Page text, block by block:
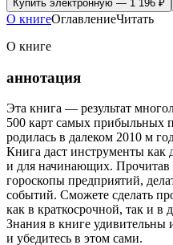
Купить электронную — 1 196 ₽
О книгеОглавлениеЧитать
О книге
аннотация
Эта книга — результат
500 карт самых прибыльных
родилась в далеком 2010 м
Книга даст инструменты как
и для начинающих. Прочитав
гороскопы предприятий,
событий. Сможете сделать
как в краткосрочной, так и в
Знания в книге удивительны
и убедитесь в этом сами.